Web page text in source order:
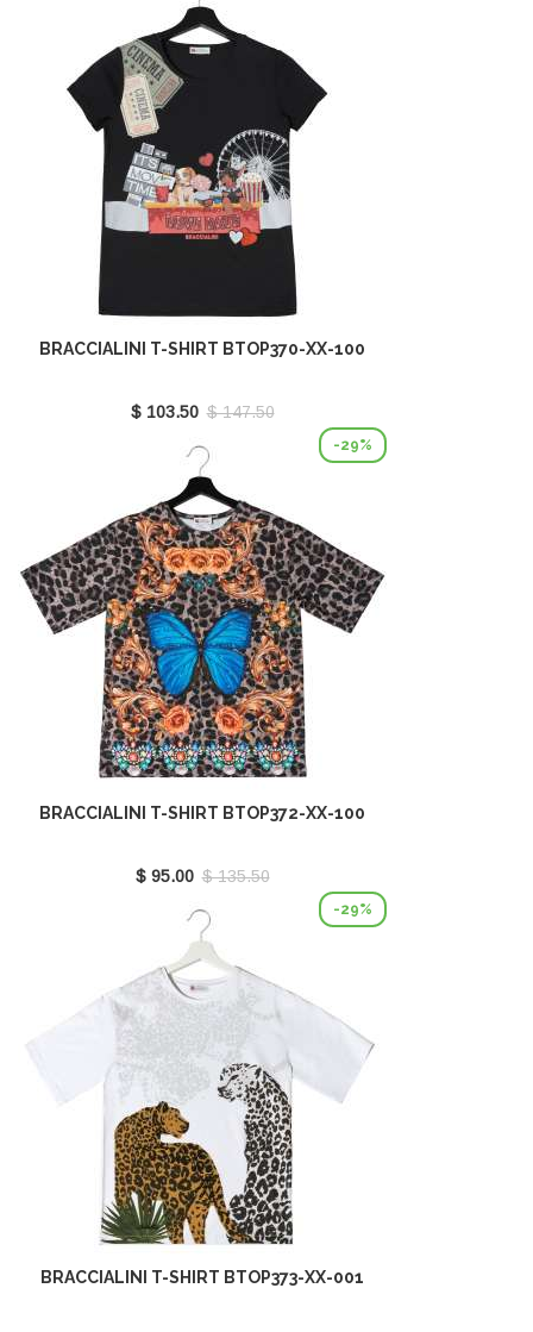
BRACCIALINI T-SHIRT BTOP370-XX-100
$ 103.50 $ 147.50
-29%
BRACCIALINI T-SHIRT BTOP372-XX-100
$ 95.00 $ 135.50
-29%
BRACCIALINI T-SHIRT BTOP373-XX-001